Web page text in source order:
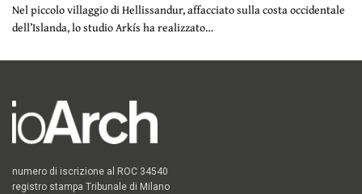
Nel piccolo villaggio di Hellissandur, affacciato sulla costa occidentale
dell’Islanda, lo studio Arkís ha realizzato…
numero di iscrizione al ROC 34540
registro stampa Tribunale di Milano